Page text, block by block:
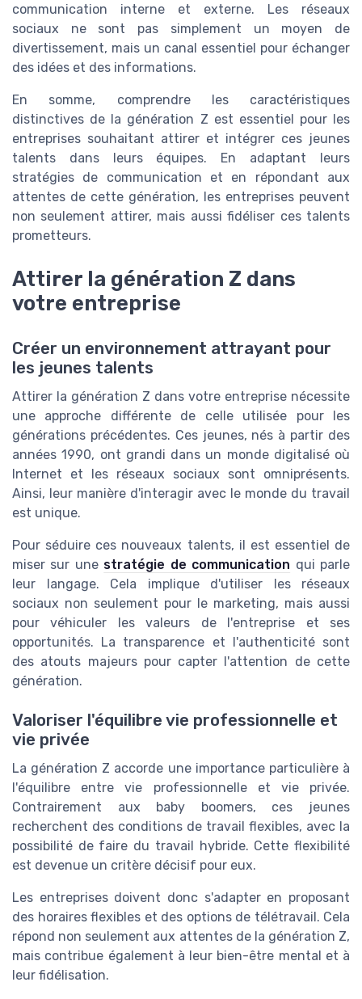
communication interne et externe. Les réseaux
sociaux ne sont pas simplement un moyen de
divertissement, mais un canal essentiel pour échanger
des idées et des informations.
En somme, comprendre les caractéristiques
distinctives de la génération Z est essentiel pour les
entreprises souhaitant attirer et intégrer ces jeunes
talents dans leurs équipes. En adaptant leurs
stratégies de communication et en répondant aux
attentes de cette génération, les entreprises peuvent
non seulement attirer, mais aussi fidéliser ces talents
prometteurs.
Attirer la génération Z dans
votre entreprise
Créer un environnement attrayant pour
les jeunes talents
Attirer la génération Z dans votre entreprise nécessite
une approche différente de celle utilisée pour les
générations précédentes. Ces jeunes, nés à partir des
années 1990, ont grandi dans un monde digitalisé où
Internet et les réseaux sociaux sont omniprésents.
Ainsi, leur manière d'interagir avec le monde du travail
est unique.
Pour séduire ces nouveaux talents, il est essentiel de
miser sur une stratégie de communication qui parle
leur langage. Cela implique d'utiliser les réseaux
sociaux non seulement pour le marketing, mais aussi
pour véhiculer les valeurs de l'entreprise et ses
opportunités. La transparence et l'authenticité sont
des atouts majeurs pour capter l'attention de cette
génération.
Valoriser l'équilibre vie professionnelle et
vie privée
La génération Z accorde une importance particulière à
l'équilibre entre vie professionnelle et vie privée.
Contrairement aux baby boomers, ces jeunes
recherchent des conditions de travail flexibles, avec la
possibilité de faire du travail hybride. Cette flexibilité
est devenue un critère décisif pour eux.
Les entreprises doivent donc s'adapter en proposant
des horaires flexibles et des options de télétravail. Cela
répond non seulement aux attentes de la génération Z,
mais contribue également à leur bien-être mental et à
leur fidélisation.